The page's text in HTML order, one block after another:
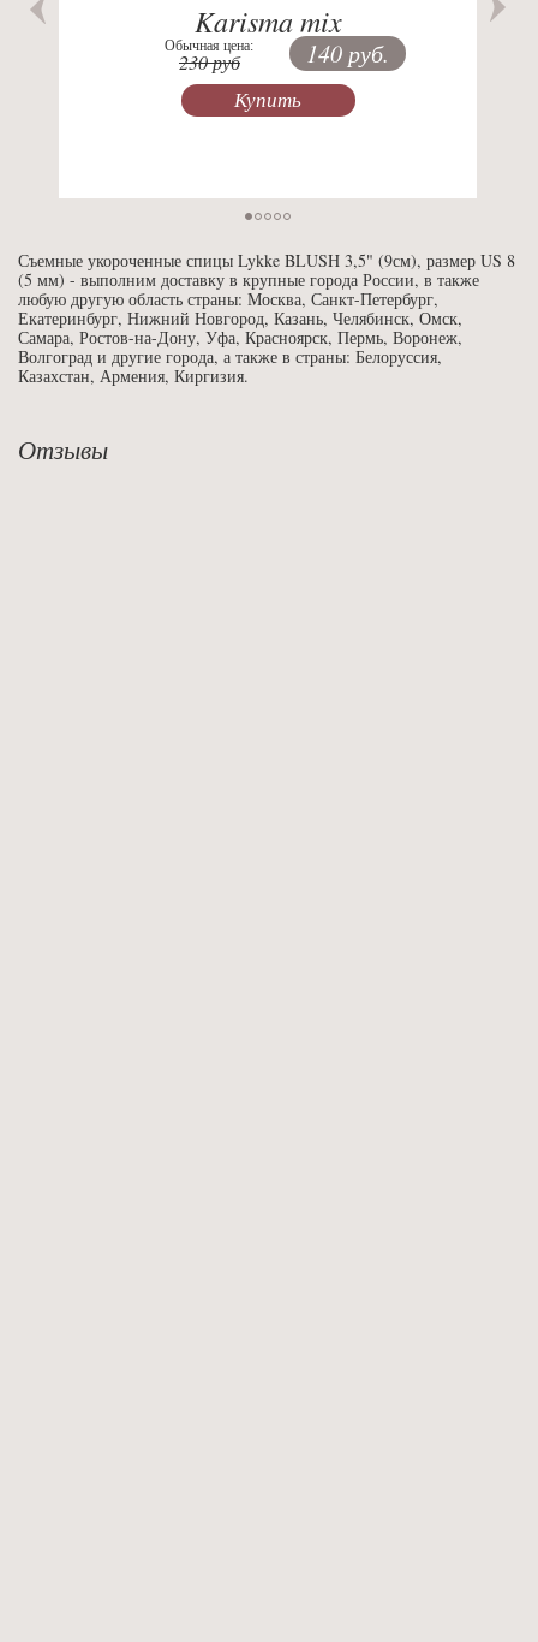
Karisma mix
Обычная цена:
230 руб 140 руб.
Купить
Съемные укороченные спицы Lykke BLUSH 3,5" (9см), размер US 8
(5 мм) - выполним доставку в крупные города России, в также
любую другую область страны: Москва, Санкт-Петербург,
Екатеринбург, Нижний Новгород, Казань, Челябинск, Омск,
Самара, Ростов-на-Дону, Уфа, Красноярск, Пермь, Воронеж,
Волгоград и другие города, а также в страны: Белоруссия,
Казахстан, Армения, Киргизия.
Отзывы